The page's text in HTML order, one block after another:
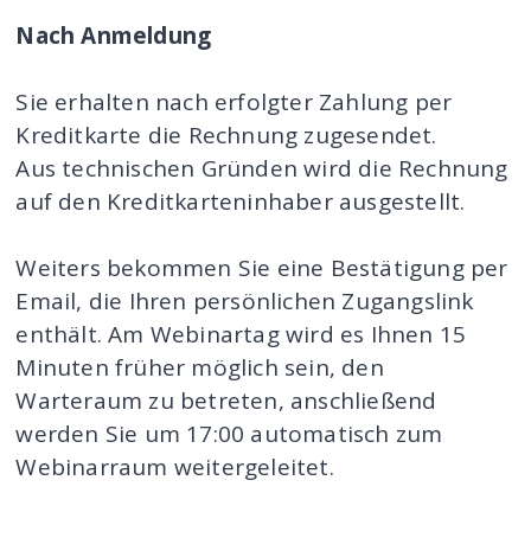
Nach Anmeldung
Sie erhalten nach erfolgter Zahlung per
Kreditkarte die Rechnung zugesendet.
Aus technischen Gründen wird die Rechnung
auf den Kreditkarteninhaber ausgestellt.
Weiters bekommen Sie eine Bestätigung per
Email, die Ihren persönlichen Zugangslink
enthält. Am Webinartag wird es Ihnen 15
Minuten früher möglich sein, den
Warteraum zu betreten, anschließend
werden Sie um 17:00 automatisch zum
Webinarraum weitergeleitet.